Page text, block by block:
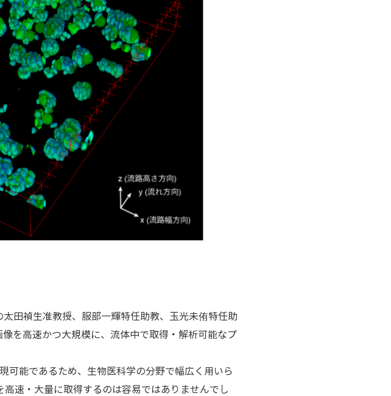
田禎生准教授、服部一輝特任助教、玉光未侑特任助
像を高速かつ大規模に、流体中で取得・解析可能なプ
可能であるため、生物医科学の分野で幅広く用いら
速・大量に取得するのは容易ではありませんでし